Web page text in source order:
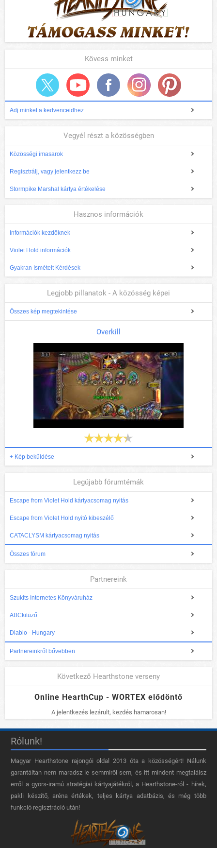
Kövess minket
Adj minket a kedvenceidhez
Vegyél részt a közösségben
Közösségi imasarok
Regisztrálj, vagy jelentkezz be
Stormpike Marshal kártya értékelése
Hasznos információk
Információk kezdőknek
Violet Hold információk
Gyakran Ismételt Kérdések
Legjobb pillanatok - A közösség képei
Összes kép megtekintése
Overkill
+ Kép beküldése
Legújabb fórumtémák
Escape from Violet Hold kártyacsomag nyitás
Escape from Violet Hold nyitó kibeszélő
CATACLYSM kártyacsomag nyitás
Összes fórum
Partnereink
Szukits Internetes Könyváruház
ABCkitüző
Diablo - Hungary
Partnereinkről bővebben
Következő Hearthstone verseny
Online HearthCup - WORTEX elődöntő
A jelentkezés lezárult, kezdés hamarosan!
Rólunk!
Magyar Hearthstone​ rajongói oldal 2013 óta a közösségért! Nálunk
garantáltan nem maradsz le semmiről sem, és itt mindent megtalálsz
erről a gyors-iramú stratégiai kártyajátékról, a Hearthstone-ról - hírek,
pakli készítő, aréna értékek, teljes kártya adatbázis, és még több
funkció regisztráció után!